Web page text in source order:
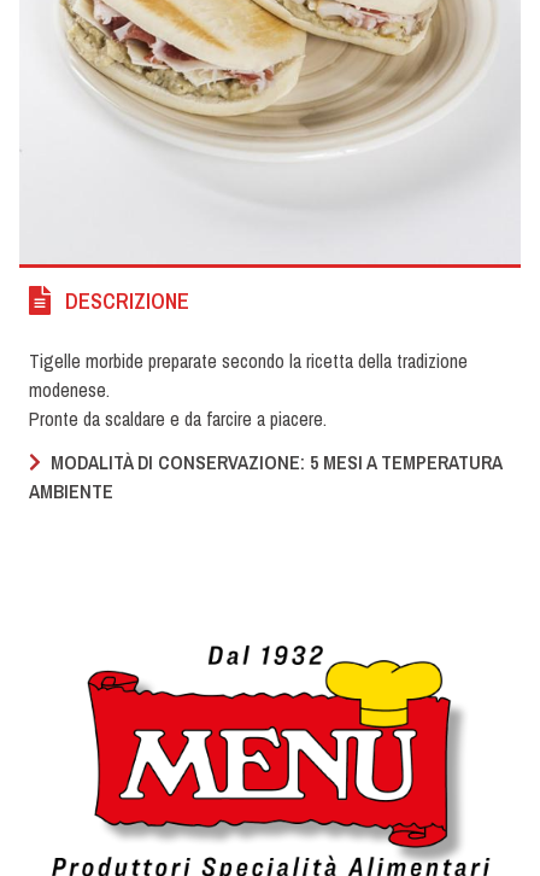
DESCRIZIONE
Tigelle morbide preparate secondo la ricetta della tradizione
modenese.
Pronte da scaldare e da farcire a piacere.
MODALITÀ DI CONSERVAZIONE: 5 MESI A TEMPERATURA
AMBIENTE